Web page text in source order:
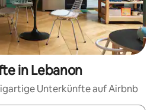
in Lebanon
Unterkünfte auf Airbnb